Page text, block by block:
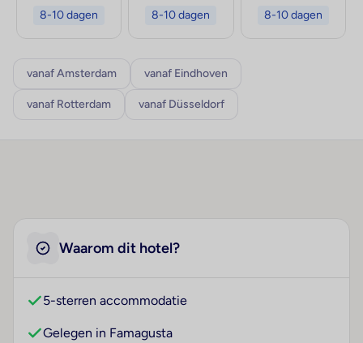
8-10 dagen 8-10 dagen 8-10 dagen
vanaf Amsterdam vanaf Eindhoven
vanaf Rotterdam vanaf Düsseldorf
Waarom dit hotel?
5-sterren accommodatie
Gelegen in Famagusta